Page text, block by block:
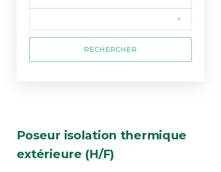
RECHERCHER
Poseur isolation thermique
extérieure (H/F)